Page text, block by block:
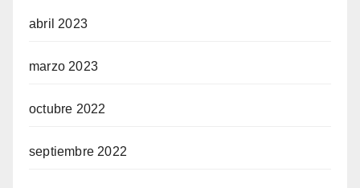
abril 2023
marzo 2023
octubre 2022
septiembre 2022